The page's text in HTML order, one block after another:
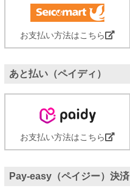
お支払い方法はこちら
あと払い（ペイディ）
お支払い方法はこちら
Pay-easy（ペイジー）決済